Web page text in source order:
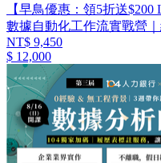
【早鳥優惠：領5折送
數據自動化工作流實戰營
NT$ 9,450
$ 12,000